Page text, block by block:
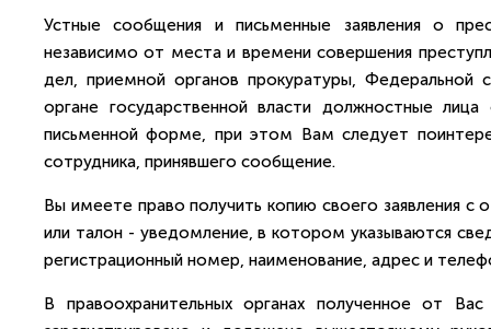
Устные сообщения и письменные заявления о
независимо от места и времени совершения
дел, приемной органов прокуратуры,
органе государственной власти должностные
письменной форме, при этом Вам следует
сотрудника, принявшего сообщение.
Вы имеете право получить копию своего заявления с
или талон - уведомление, в котором указываются
регистрационный номер, наименование, адрес и
В правоохранительных органах полученное от